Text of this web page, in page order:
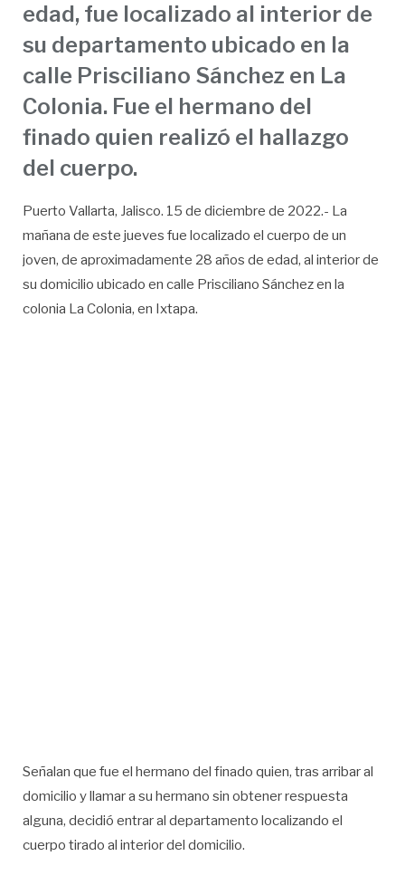
edad, fue localizado al interior de
su departamento ubicado en la
calle Prisciliano Sánchez en La
Colonia. Fue el hermano del
finado quien realizó el hallazgo
del cuerpo.
Puerto Vallarta, Jalisco. 15 de diciembre de 2022.- La
mañana de este jueves fue localizado el cuerpo de un
joven, de aproximadamente 28 años de edad, al interior de
su domicilio ubicado en calle Prisciliano Sánchez en la
colonia La Colonia, en Ixtapa.
Señalan que fue el hermano del finado quien, tras arribar al
domicilio y llamar a su hermano sin obtener respuesta
alguna, decidió entrar al departamento localizando el
cuerpo tirado al interior del domicilio.